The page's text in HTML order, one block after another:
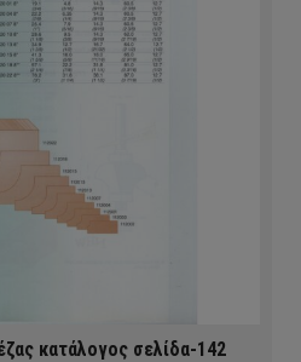
κατάλογος σελίδα-142